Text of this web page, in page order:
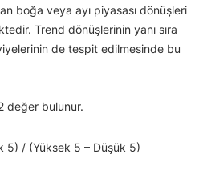
boğa veya ayı piyasası dönüşleri
Trend dönüşlerinin yanı sıra
de tespit edilmesinde bu
değer bulunur.
5) / (Yüksek 5 – Düşük 5)